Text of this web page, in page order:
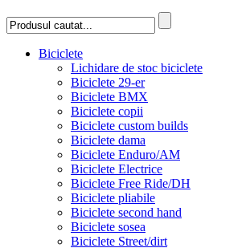
Biciclete
Lichidare de stoc biciclete
Biciclete 29-er
Biciclete BMX
Biciclete copii
Biciclete custom builds
Biciclete dama
Biciclete Enduro/AM
Biciclete Electrice
Biciclete Free Ride/DH
Biciclete pliabile
Biciclete second hand
Biciclete sosea
Biciclete Street/dirt